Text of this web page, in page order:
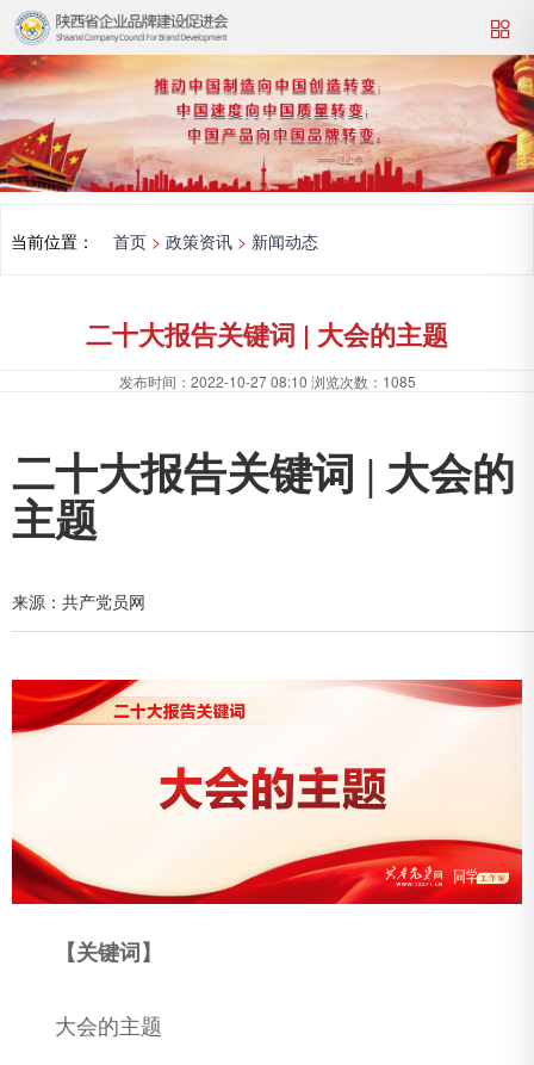
当前位置： 首页 > 政策资讯 > 新闻动态
二十大报告关键词 | 大会的主题
发布时间： 2022-10-27 08:10 浏览次数： 1085
二十大报告关键词 | 大会的
主题
来源：共产党员网
【关键词】
大会的主题